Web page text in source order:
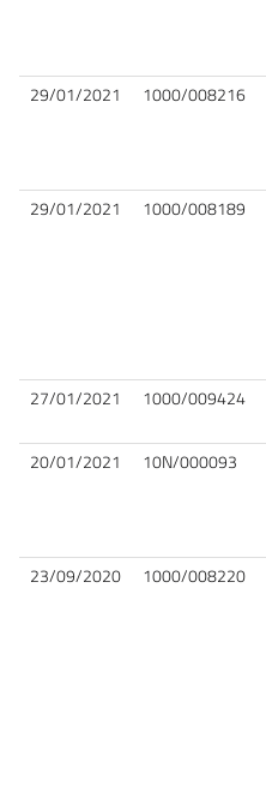
29/01/2021
1000/008216
29/01/2021 1000/008189
27/01/2021 1000/009424
20/01/2021 10N/000093
23/09/2020 1000/008220